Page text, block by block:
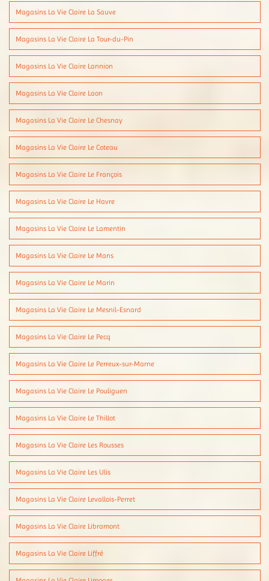
Magasins La Vie Claire La Sauve
Magasins La Vie Claire La Tour-du-Pin
Magasins La Vie Claire Lannion
Magasins La Vie Claire Laon
Magasins La Vie Claire Le Chesnay
Magasins La Vie Claire Le Coteau
Magasins La Vie Claire Le François
Magasins La Vie Claire Le Havre
Magasins La Vie Claire Le Lamentin
Magasins La Vie Claire Le Mans
Magasins La Vie Claire Le Marin
Magasins La Vie Claire Le Mesnil-Esnard
Magasins La Vie Claire Le Pecq
Magasins La Vie Claire Le Perreux-sur-Marne
Magasins La Vie Claire Le Pouliguen
Magasins La Vie Claire Le Thillot
Magasins La Vie Claire Les Rousses
Magasins La Vie Claire Les Ulis
Magasins La Vie Claire Levallois-Perret
Magasins La Vie Claire Libramont
Magasins La Vie Claire Liffré